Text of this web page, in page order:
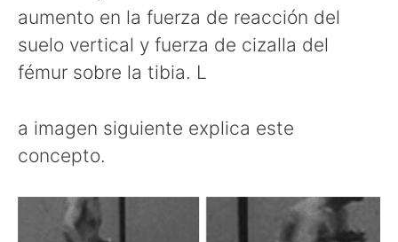
aumento en la fuerza de reacción del
suelo vertical y fuerza de cizalla del
fémur sobre la tibia. L
a imagen siguiente explica este
concepto.